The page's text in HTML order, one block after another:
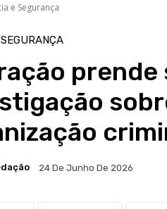
e Segurança
24 De Junho De 2026